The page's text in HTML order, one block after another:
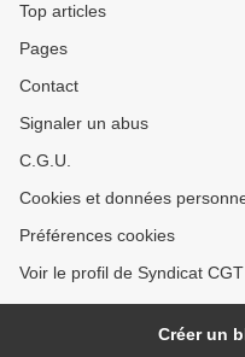
Top articles
Pages
Contact
Signaler un abus
C.G.U.
Cookies et données
Préférences cookies
Voir le profil de Syndicat
Créer un